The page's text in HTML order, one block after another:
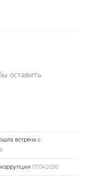
оставить
встреча с
07.04.2026